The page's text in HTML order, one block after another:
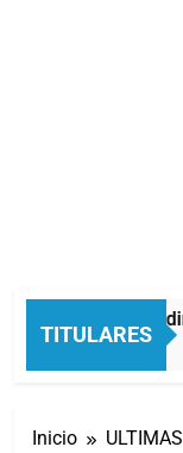
TITULARES
Thiago
1 Hora Atrás
Inicio